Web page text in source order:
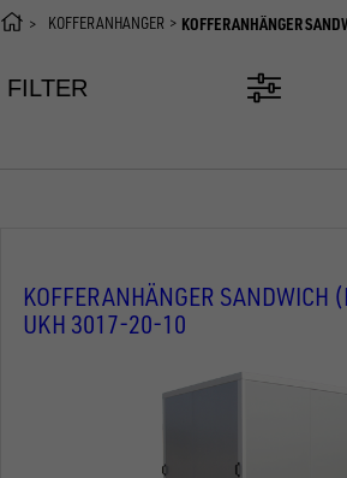
KOFFERANHÄNGER KOFFERANHÄNGER
FILTER
KOFFERANHÄNGER SANDWICH
UKH 3017-20-10